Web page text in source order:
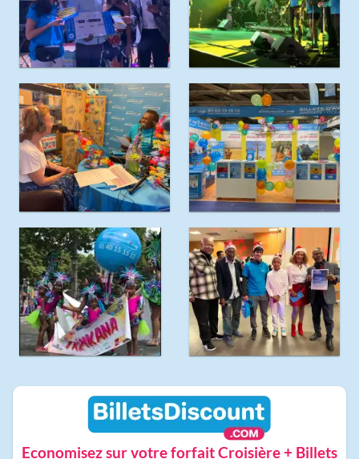
Economisez sur votre forfait Croisière + Billets